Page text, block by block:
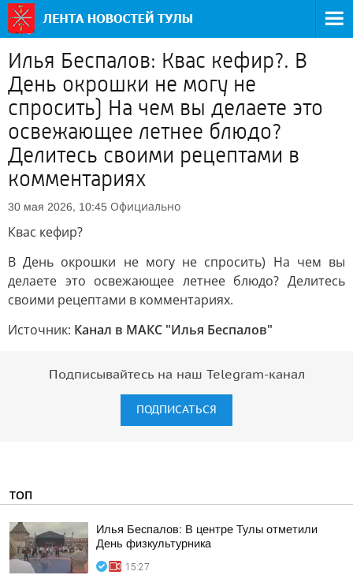
Илья Беспалов: Квас кефир?. В
День окрошки не могу не
спросить) На чем вы делаете это
освежающее летнее блюдо?
Делитесь своими рецептами в
комментариях
30 мая 2026, 10:45 Официально
Квас кефир?
В День окрошки не могу не спросить) На чем вы
делаете это освежающее летнее блюдо? Делитесь
своими рецептами в комментариях.
Источник: Канал в МАКС "Илья Беспалов"
Подписывайтесь на наш Telegram-канал
ПОДПИСАТЬСЯ
ТОП
Илья Беспалов: В центре Тулы отметили
День физкультурника
15:27